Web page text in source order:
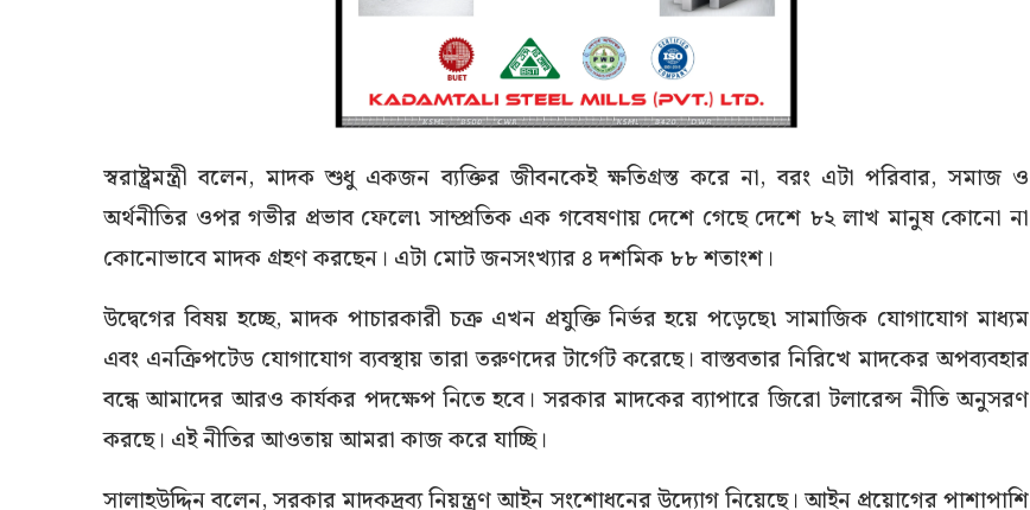
স্বরাষ্ট্রমন্ত্রী বলেন, মাদক শুধু একজন ব্যক্তির জীবনকেই ক্ষতিগ্রস্ত করে না, বরং এটা পরিবার, সমাজ ও
অর্থনীতির ওপর গভীর প্রভাব ফেলে৷ সাম্প্রতিক এক গবেষণায় দেশে গেছে দেশে ৮২ লাখ মানুষ কোনো না
কোনোভাবে মাদক গ্রহণ করছেন। এটা মোট জনসংখ্যার ৪ দশমিক ৮৮ শতাংশ।
উদ্বেগের বিষয় হচ্ছে, মাদক পাচারকারী চক্র এখন প্রযুক্তি নির্ভর হয়ে পড়েছে৷ সামাজিক যোগাযোগ মাধ্যম
এবং এনক্রিপটেড যোগাযোগ ব্যবস্থায় তারা তরুণদের টার্গেট করেছে। বাস্তবতার নিরিখে মাদকের অপব্যবহার
বন্ধে আমাদের আরও কার্যকর পদক্ষেপ নিতে হবে। সরকার মাদকের ব্যাপারে জিরো টলারেন্স নীতি অনুসরণ
করছে। এই নীতির আওতায় আমরা কাজ করে যাচ্ছি।
সালাহউদ্দিন বলেন, সরকার মাদকদ্রব্য নিয়ন্ত্রণ আইন সংশোধনের উদ্যোগ নিয়েছে। আইন প্রয়োগের পাশাপাশি